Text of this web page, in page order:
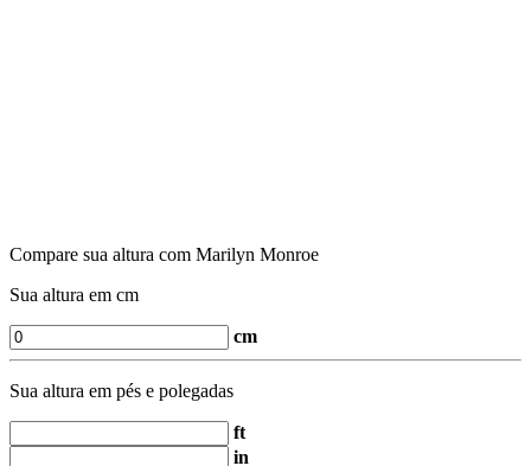
Compare sua altura com Marilyn Monroe
Sua altura em cm
cm
Sua altura em pés e polegadas
ft
in